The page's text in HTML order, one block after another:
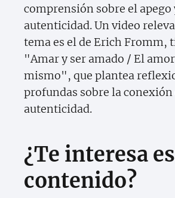
comprensión sobre el apego
autenticidad. Un video
tema es el de Erich Fromm,
"Amar y ser amado / El
mismo", que plantea
profundas sobre la
autenticidad.
¿Te interesa
contenido?